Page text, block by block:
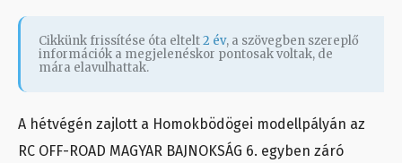
Cikkünk frissítése óta eltelt2 év, a szövegben szereplő
információk a megjelenéskor pontosak voltak, de
mára elavulhattak.
A hétvégén zajlott a Homokbödögei modellpályán az
RC OFF-ROAD MAGYAR BAJNOKSÁG 6. egyben záró